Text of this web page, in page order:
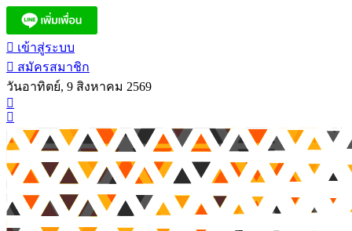
เข้าสู่ระบบ
สมัครสมาชิก
วันอาทิตย์, 9 สิงหาคม 2569